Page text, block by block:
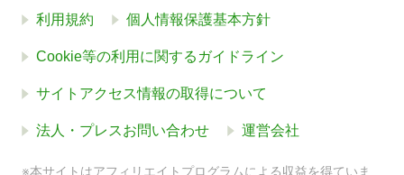
利用規約 個人情報保護基本方針
Cookie等の利用に関するガイドライン
サイトアクセス情報の取得について
法人・プレスお問い合わせ 運営会社
※本サイトはアフィリエイトプログラムによる収益を得ていま